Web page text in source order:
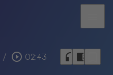
/ play_circle_outline 02:43 headphones chrome_reader_mode